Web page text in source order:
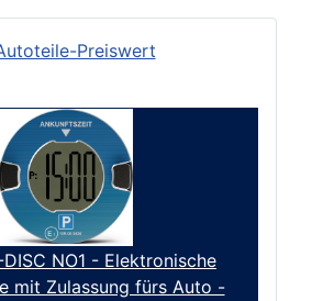
DISC NO1 - Elektronische
mit Zulassung fürs Auto -